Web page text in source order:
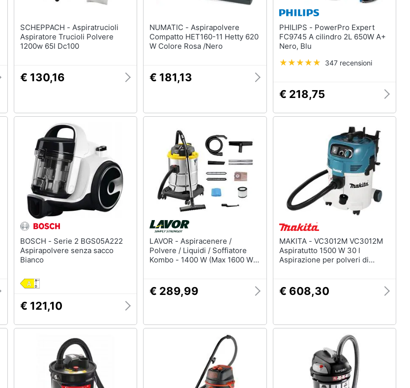
SCHEPPACH - Aspiratrucioli
Aspiratore Trucioli Polvere
1200w 65l Dc100
€ 130,16
NUMATIC - Aspirapolvere
Compatto HET160-11 Hetty 620
W Colore Rosa /Nero
€ 181,13
PHILIPS - PowerPro Expert
FC9745 A cilindro 2L 650W A+
Nero, Blu
347 recensioni
€ 218,75
BOSCH - Serie 2 BGS05A222
Aspirapolvere senza sacco
Bianco
€ 121,10
LAVOR - Aspiracenere /
Polvere / Liquidi / Soffiatore
Kombo - 1400 W (Max 1600 W)
€ 289,99
MAKITA - VC3012M VC3012M
Aspiratutto 1500 W 30 l
Aspirazione per polveri di
€ 608,30